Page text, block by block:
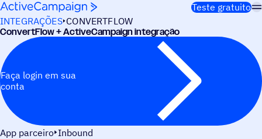
Pular para o conteúdo
Teste gratuito
INTEGRAÇÕES CONVERTFLOW
ConvertFlow + ActiveCampaign integração
Faça login em sua
conta
App parceiro Inbound